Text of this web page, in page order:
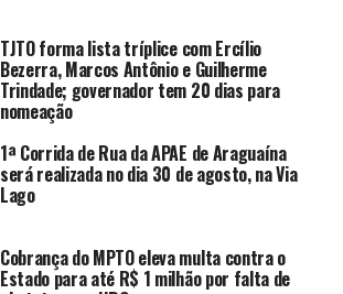
TJTO forma lista tríplice com Ercílio
Bezerra, Marcos Antônio e Guilherme
Trindade; governador tem 20 dias para
nomeação
1ª Corrida de Rua da APAE de Araguaína
será realizada no dia 30 de agosto, na Via
Lago
Cobrança do MPTO eleva multa contra o
Estado para até R$ 1 milhão por falta de